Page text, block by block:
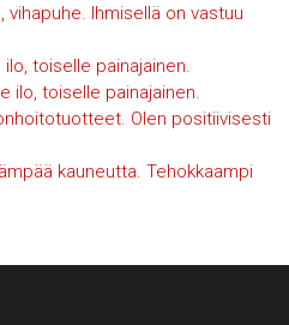
vihapuhe. Ihmisellä on vastuu
toiselle painajainen.
ilo, toiselle painajainen.
Olen positiivisesti
kauneutta. Tehokkaampi